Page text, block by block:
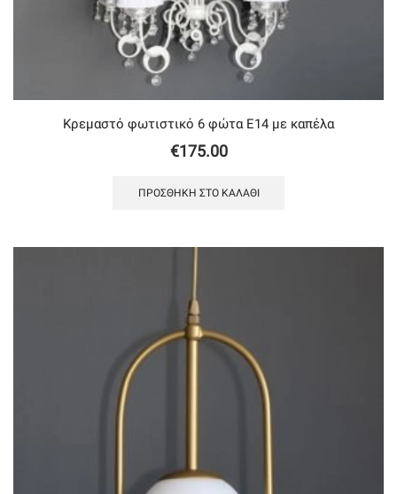
Κρεμαστό φωτιστικό 6 φώτα Ε14 με καπέλα
€175.00
ΠΡΟΣΘΉΚΗ ΣΤΟ ΚΑΛΆΘΙ